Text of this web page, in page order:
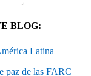
BLOG:
Latina
paz de las FARC